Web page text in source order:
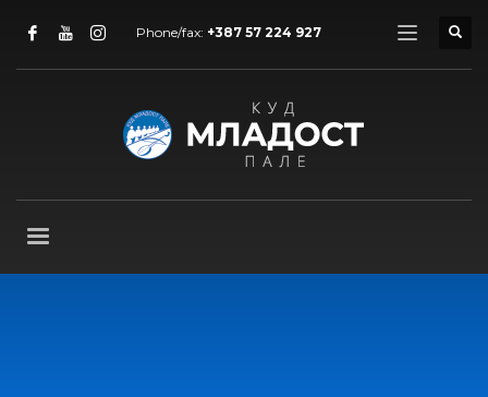
Phone/fax: +387 57 224 927